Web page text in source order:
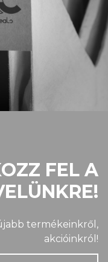
FEL A
termékeinkről,
akcióinkról!